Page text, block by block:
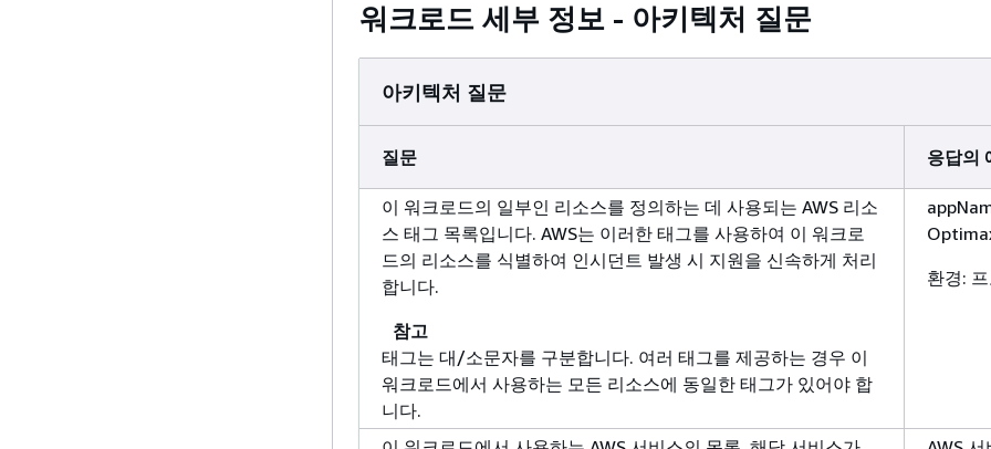
워크로드 세부 정보 - 아키텍처 질문
아키텍처 질문
질문 응답의
이 워크로드의 일부인 리소스를 정의하는 데 사용되는 AWS 리소
스 태그 목록입니다. AWS는 이러한 태그를 사용하여 이 워크로
드의 리소스를 식별하여 인시던트 발생 시 지원을 신속하게 처리
합니다.
참고
태그는 대/소문자를 구분합니다. 여러 태그를 제공하는 경우 이
워크로드에서 사용하는 모든 리소스에 동일한 태그가 있어야 합
니다.
환경: